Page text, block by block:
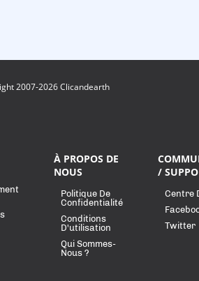
2007-2026 Clicandearth
À PROPOS DE
NOUS
Politique De
Confidentialité
Conditions
D'utilisation
Qui Sommes-
Nous ?
/
Centre
Twitter